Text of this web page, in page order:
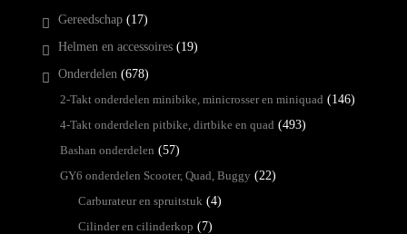
Gereedschap (17)
Helmen en accessoires (19)
Onderdelen (678)
2-Takt onderdelen minibike, minicrosser en miniquad (146)
4-Takt onderdelen pitbike, dirtbike en quad (493)
Bashan onderdelen (57)
GY6 onderdelen Scooter, Quad, Buggy (22)
Carburateur en spruitstuk (4)
Cilinder en cilinderkop (7)